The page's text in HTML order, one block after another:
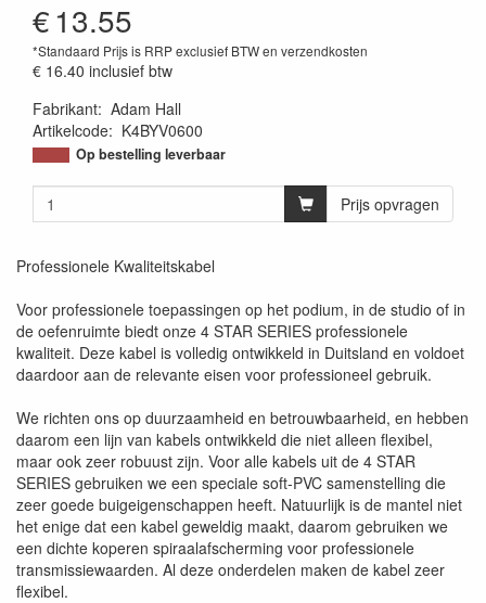
€13.55
*Standaard Prijs is RRP exclusief BTW en verzendkosten
€ 16.40 inclusief btw
Fabrikant: Adam Hall
Artikelcode: K4BYV0600
Op bestelling leverbaar
Prijs opvragen
Professionele Kwaliteitskabel
Voor professionele toepassingen op het podium, in de studio of in
de oefenruimte biedt onze 4 STAR SERIES professionele
kwaliteit. Deze kabel is volledig ontwikkeld in Duitsland en voldoet
daardoor aan de relevante eisen voor professioneel gebruik.
We richten ons op duurzaamheid en betrouwbaarheid, en hebben
daarom een lijn van kabels ontwikkeld die niet alleen flexibel,
maar ook zeer robuust zijn. Voor alle kabels uit de 4 STAR
SERIES gebruiken we een speciale soft-PVC samenstelling die
zeer goede buigeigenschappen heeft. Natuurlijk is de mantel niet
het enige dat een kabel geweldig maakt, daarom gebruiken we
een dichte koperen spiraalafscherming voor professionele
transmissiewaarden. Al deze onderdelen maken de kabel zeer
flexibel.